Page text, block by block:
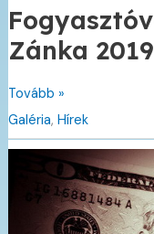
Zánka 2019
Fogyasztóvédelmi
Zánka
2019
Tovább »
Galéria, Hírek